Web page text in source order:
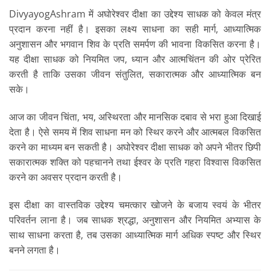
DivyayogAshram में अघोरेश्वर दीक्षा का उद्देश्य साधक को केवल मंत्र
प्रदान करना नहीं है। इसका लक्ष्य साधना का सही मार्ग, आध्यात्मिक
अनुशासन और भगवान शिव के प्रति समर्पण की भावना विकसित करना है।
यह दीक्षा साधक को नियमित जप, ध्यान और आत्मचिंतन की ओर प्रेरित
करती है ताकि उसका जीवन संतुलित, सकारात्मक और आध्यात्मिक बन
सके।
आज का जीवन चिंता, भय, अस्थिरता और मानसिक दबाव से भरा हुआ दिखाई
देता है। ऐसे समय में शिव साधना मन को स्थिर करने और आत्मबल विकसित
करने का माध्यम बन सकती है। अघोरेश्वर दीक्षा साधक को अपने भीतर छिपी
सकारात्मक शक्ति को पहचानने तथा ईश्वर के प्रति गहरा विश्वास विकसित
करने का अवसर प्रदान करती है।
इस दीक्षा का वास्तविक उद्देश्य चमत्कार खोजने के बजाय स्वयं के भीतर
परिवर्तन लाना है। जब साधक श्रद्धा, अनुशासन और नियमित अभ्यास के
साथ साधना करता है, तब उसका आध्यात्मिक मार्ग अधिक स्पष्ट और स्थिर
बनने लगता है।